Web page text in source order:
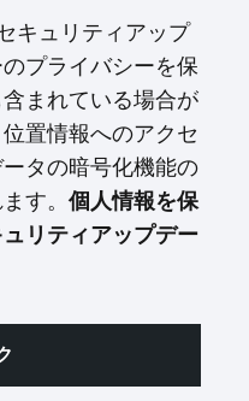
キュリティアップ
プライバシーを保
まれている場合が
置情報へのアクセ
タの暗号化機能の
す。 個人情報を保
リティアップデー